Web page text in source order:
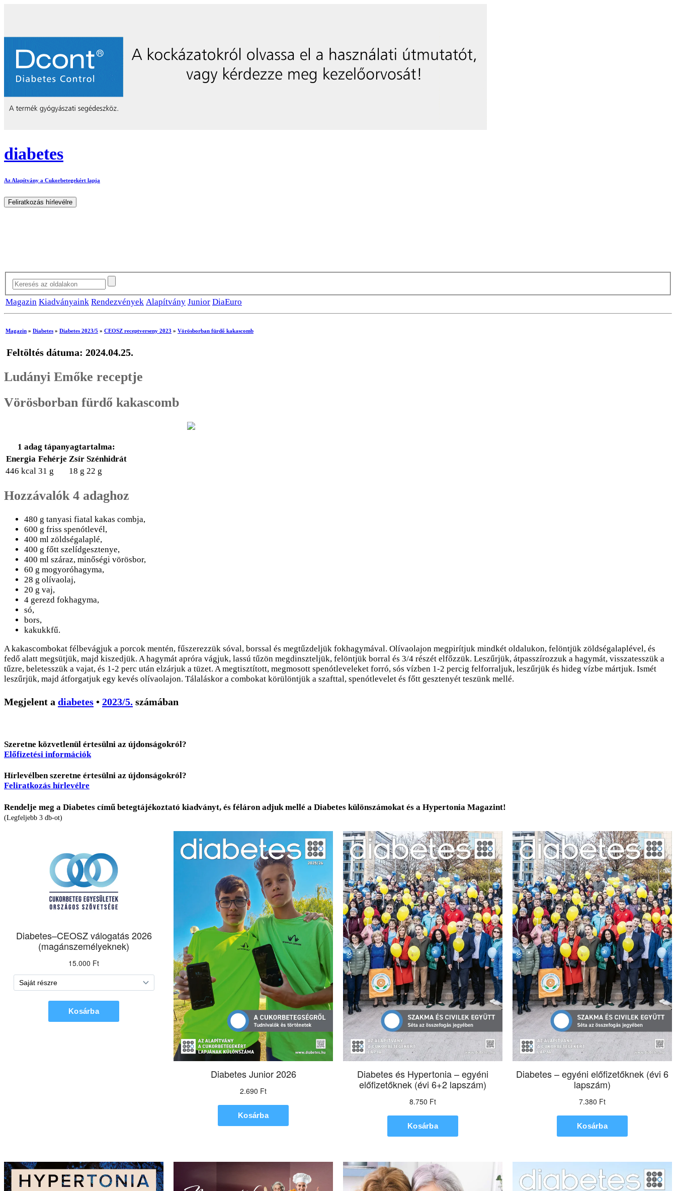
diabetes
Az Alapítvány a Cukorbetegekért lapja
Magazin Kiadványaink Rendezvények Alapítvány Junior DiaEuro
Magazin » Diabetes » Diabetes 2023/5 » CEOSZ receptverseny 2023 » Vörösborban fürdő kakascomb
Feltöltés dátuma: 2024.04.25.
Ludányi Emőke receptje
Vörösborban fürdő kakascomb
1 adag tápanyagtartalma:
Energia Fehérje Zsír Szénhidrát
446 kcal 31 g 18 g 22 g
Hozzávalók 4 adaghoz
480 g tanyasi fiatal kakas combja,
600 g friss spenótlevél,
400 ml zöldségalaplé,
400 g főtt szelídgesztenye,
400 ml száraz, minőségi vörösbor,
60 g mogyoróhagyma,
28 g olívaolaj,
20 g vaj,
4 gerezd fokhagyma,
só,
bors,
kakukkfű.
A kakascombokat félbevágjuk a porcok mentén, fűszerezzük sóval, borssal és megtűzdeljük fokhagymával. Olívaolajon megpirítjuk mindkét oldalukon, felöntjük zöldségalaplével, és
fedő alatt megsütjük, majd kiszedjük. A hagymát apróra vágjuk, lassú tűzön megdinszteljük, felöntjük borral és 3/4 részét elfőzzük. Leszűrjük, átpasszírozzuk a hagymát, visszatesszük a
tűzre, beletesszük a vajat, és 1-2 perc után elzárjuk a tüzet. A megtisztított, megmosott spenótleveleket forró, sós vízben 1-2 percig felforraljuk, leszűrjük és hideg vízbe mártjuk. Ismét
leszűrjük, majd átforgatjuk egy kevés olívaolajon. Tálaláskor a combokat körülöntjük a szafttal, spenótlevelet és főtt gesztenyét teszünk mellé.
Megjelent a diabetes • 2023/5. számában
Szeretne közvetlenül értesülni az újdonságokról?
Előfizetési információk
Hírlevélben szeretne értesülni az újdonságokról?
Feliratkozás hírlevélre
Rendelje meg a Diabetes című betegtájékoztató kiadványt, és féláron adjuk mellé a Diabetes különszámokat és a Hypertonia Magazint!
(Legfeljebb 3 db-ot)